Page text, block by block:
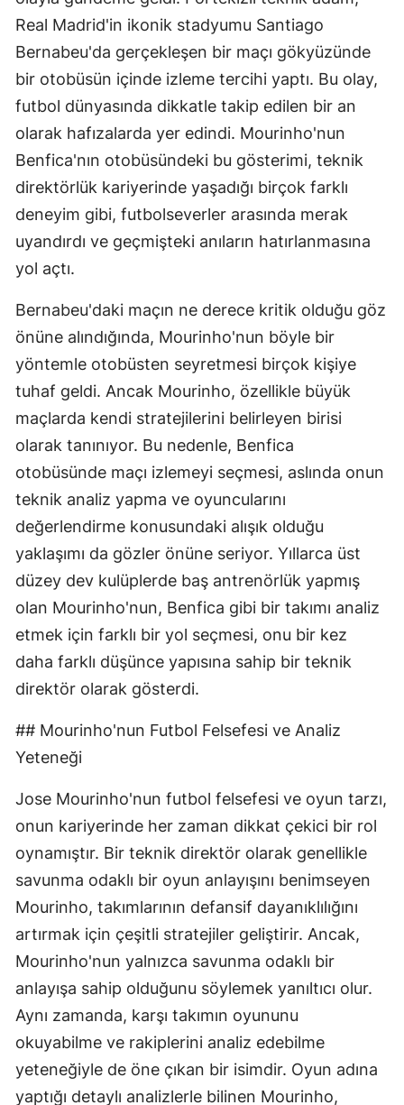
Real Madrid'in ikonik stadyumu Santiago
Bernabeu'da gerçekleşen bir maçı gökyüzünde
bir otobüsün içinde izleme tercihi yaptı. Bu olay,
futbol dünyasında dikkatle takip edilen bir an
olarak hafızalarda yer edindi. Mourinho'nun
Benfica'nın otobüsündeki bu gösterimi, teknik
direktörlük kariyerinde yaşadığı birçok farklı
deneyim gibi, futbolseverler arasında merak
uyandırdı ve geçmişteki anıların hatırlanmasına
yol açtı.
Bernabeu'daki maçın ne derece kritik olduğu göz
önüne alındığında, Mourinho'nun böyle bir
yöntemle otobüsten seyretmesi birçok kişiye
tuhaf geldi. Ancak Mourinho, özellikle büyük
maçlarda kendi stratejilerini belirleyen birisi
olarak tanınıyor. Bu nedenle, Benfica
otobüsünde maçı izlemeyi seçmesi, aslında onun
teknik analiz yapma ve oyuncularını
değerlendirme konusundaki alışık olduğu
yaklaşımı da gözler önüne seriyor. Yıllarca üst
düzey dev kulüplerde baş antrenörlük yapmış
olan Mourinho'nun, Benfica gibi bir takımı analiz
etmek için farklı bir yol seçmesi, onu bir kez
daha farklı düşünce yapısına sahip bir teknik
direktör olarak gösterdi.
## Mourinho'nun Futbol Felsefesi ve Analiz
Yeteneği
Jose Mourinho'nun futbol felsefesi ve oyun tarzı,
onun kariyerinde her zaman dikkat çekici bir rol
oynamıştır. Bir teknik direktör olarak genellikle
savunma odaklı bir oyun anlayışını benimseyen
Mourinho, takımlarının defansif dayanıklılığını
artırmak için çeşitli stratejiler geliştirir. Ancak,
Mourinho'nun yalnızca savunma odaklı bir
anlayışa sahip olduğunu söylemek yanıltıcı olur.
Aynı zamanda, karşı takımın oyununu
okuyabilme ve rakiplerini analiz edebilme
yeteneğiyle de öne çıkan bir isimdir. Oyun adına
yaptığı detaylı analizlerle bilinen Mourinho,